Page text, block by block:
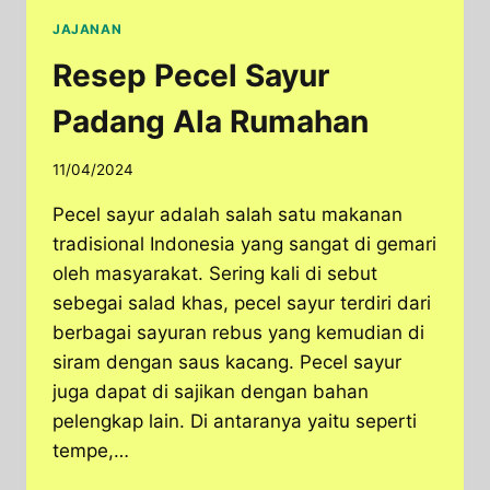
JAJANAN
Resep Pecel Sayur
Padang Ala Rumahan
11/04/2024
Pecel sayur adalah salah satu makanan
tradisional Indonesia yang sangat di gemari
oleh masyarakat. Sering kali di sebut
sebegai salad khas, pecel sayur terdiri dari
berbagai sayuran rebus yang kemudian di
siram dengan saus kacang. Pecel sayur
juga dapat di sajikan dengan bahan
pelengkap lain. Di antaranya yaitu seperti
tempe,…